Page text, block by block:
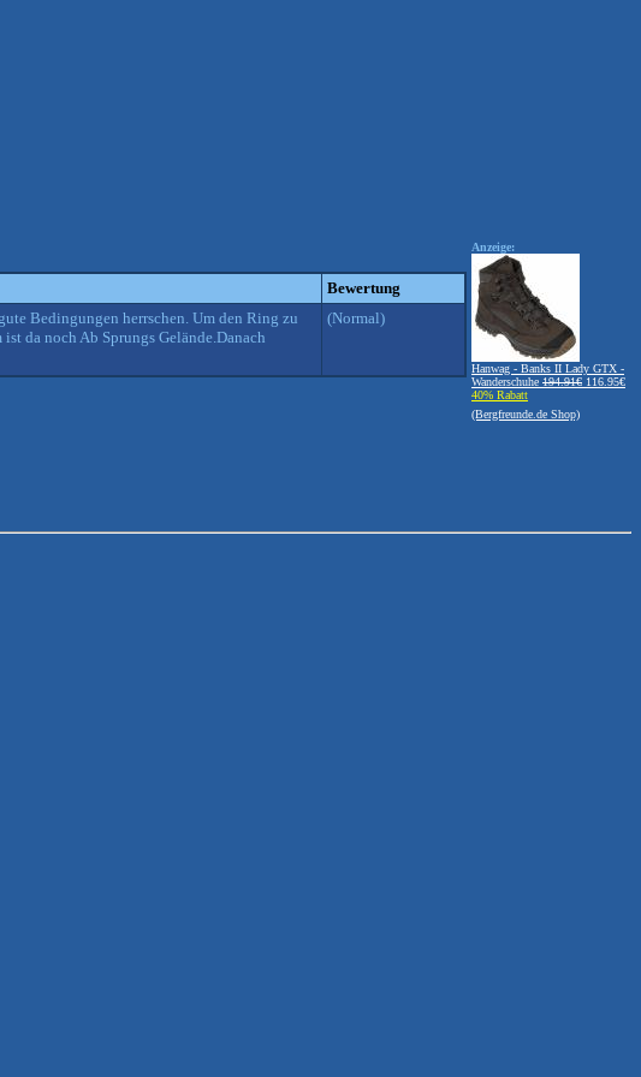
Bewertung
Bedingungen herrschen. Um den Ring zu
da noch Ab Sprungs Gelände.Danach
(Normal)
Anzeige:
Hanwag - Banks II Lady GTX -
Wanderschuhe 194.91€ 116.95€
40% Rabatt
(Bergfreunde.de Shop)